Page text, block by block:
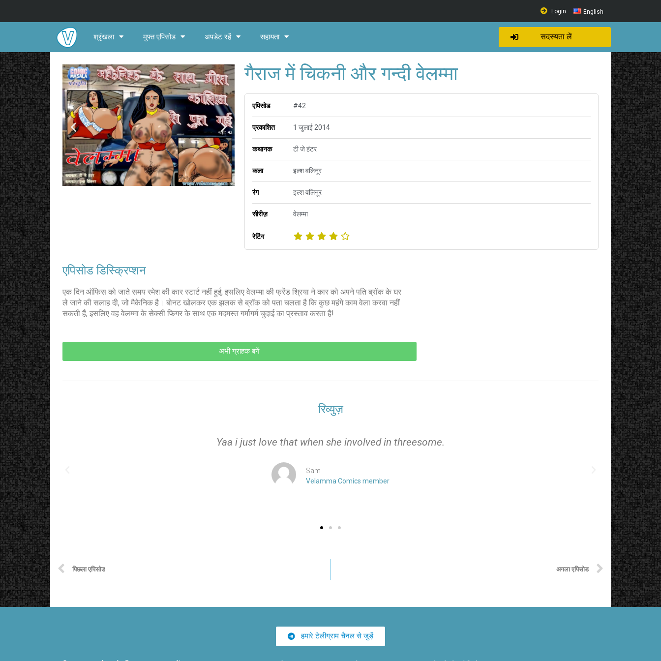
Login English
श्रृंखला मुफ्त एपिसोड अपडेट रहें सहायता सदस्यता लें
गैराज में चिकनी और गन्दी वेलम्मा
एपिसोड #42
प्रकाशित 1 जुलाई 2014
कथानक टी जे हंटर
कला इल्श वलिनूर
रंग इल्श वलिनूर
सीरीज़ वेलम्मा
रेटिंग
एपिसोड डिस्क्रिप्शन
एक दिन ऑफिस को जाते समय रमेश की कार स्टार्ट नहीं हुई, इसलिए वेलम्मा की फ्रेंड श्रिया ने कार को अपने पति ब्रॉक के घर
ले जाने की सलाह दी, जो मैकेनिक है। बोनट खोलकर एक झलक से ब्रॉक को पता चलता है कि कुछ महंगे काम वेला करवा नहीं
सकती हैं, इसलिए वह वेलम्मा के सेक्सी फिगर के साथ एक मदमस्त गर्मागर्म चुदाई का प्रस्ताव करता है!
अभी ग्राहक बनें
रिव्युज़
Yaa i just love that when she involved in threesome.
Sam
Velamma Comics member
The
पिछला एपिसोड अगला एपिसोड
हमारे टेलीग्राम चैनल से जुड़ें